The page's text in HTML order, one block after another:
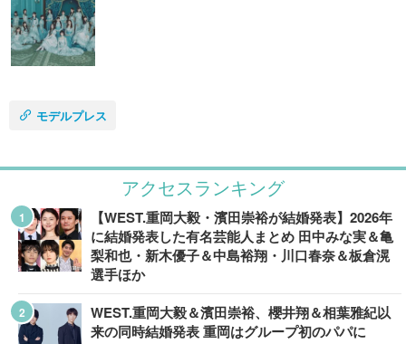
モデルプレス
アクセスランキング
【WEST.重岡大毅・濱田崇裕が結婚発表】2026年
に結婚発表した有名芸能人まとめ 田中みな実＆亀
梨和也・新木優子＆中島裕翔・川口春奈＆板倉滉
選手ほか
WEST.重岡大毅＆濱田崇裕、櫻井翔＆相葉雅紀以
来の同時結婚発表 重岡はグループ初のパパに